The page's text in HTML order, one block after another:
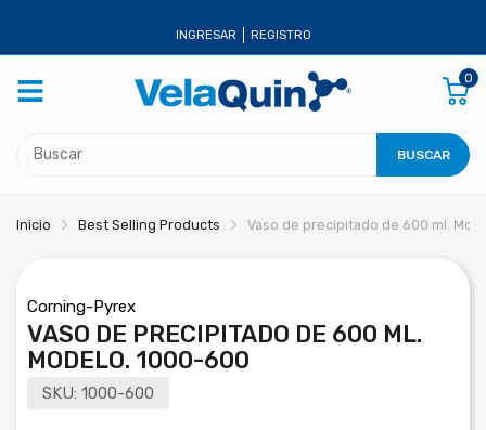
INGRESAR REGISTRO
0
BUSCAR
Inicio Best Selling Products Vaso de precipitado de 600 ml.
Corning-Pyrex
VASO DE PRECIPITADO DE 600 ML.
MODELO. 1000-600
SKU: 1000-600